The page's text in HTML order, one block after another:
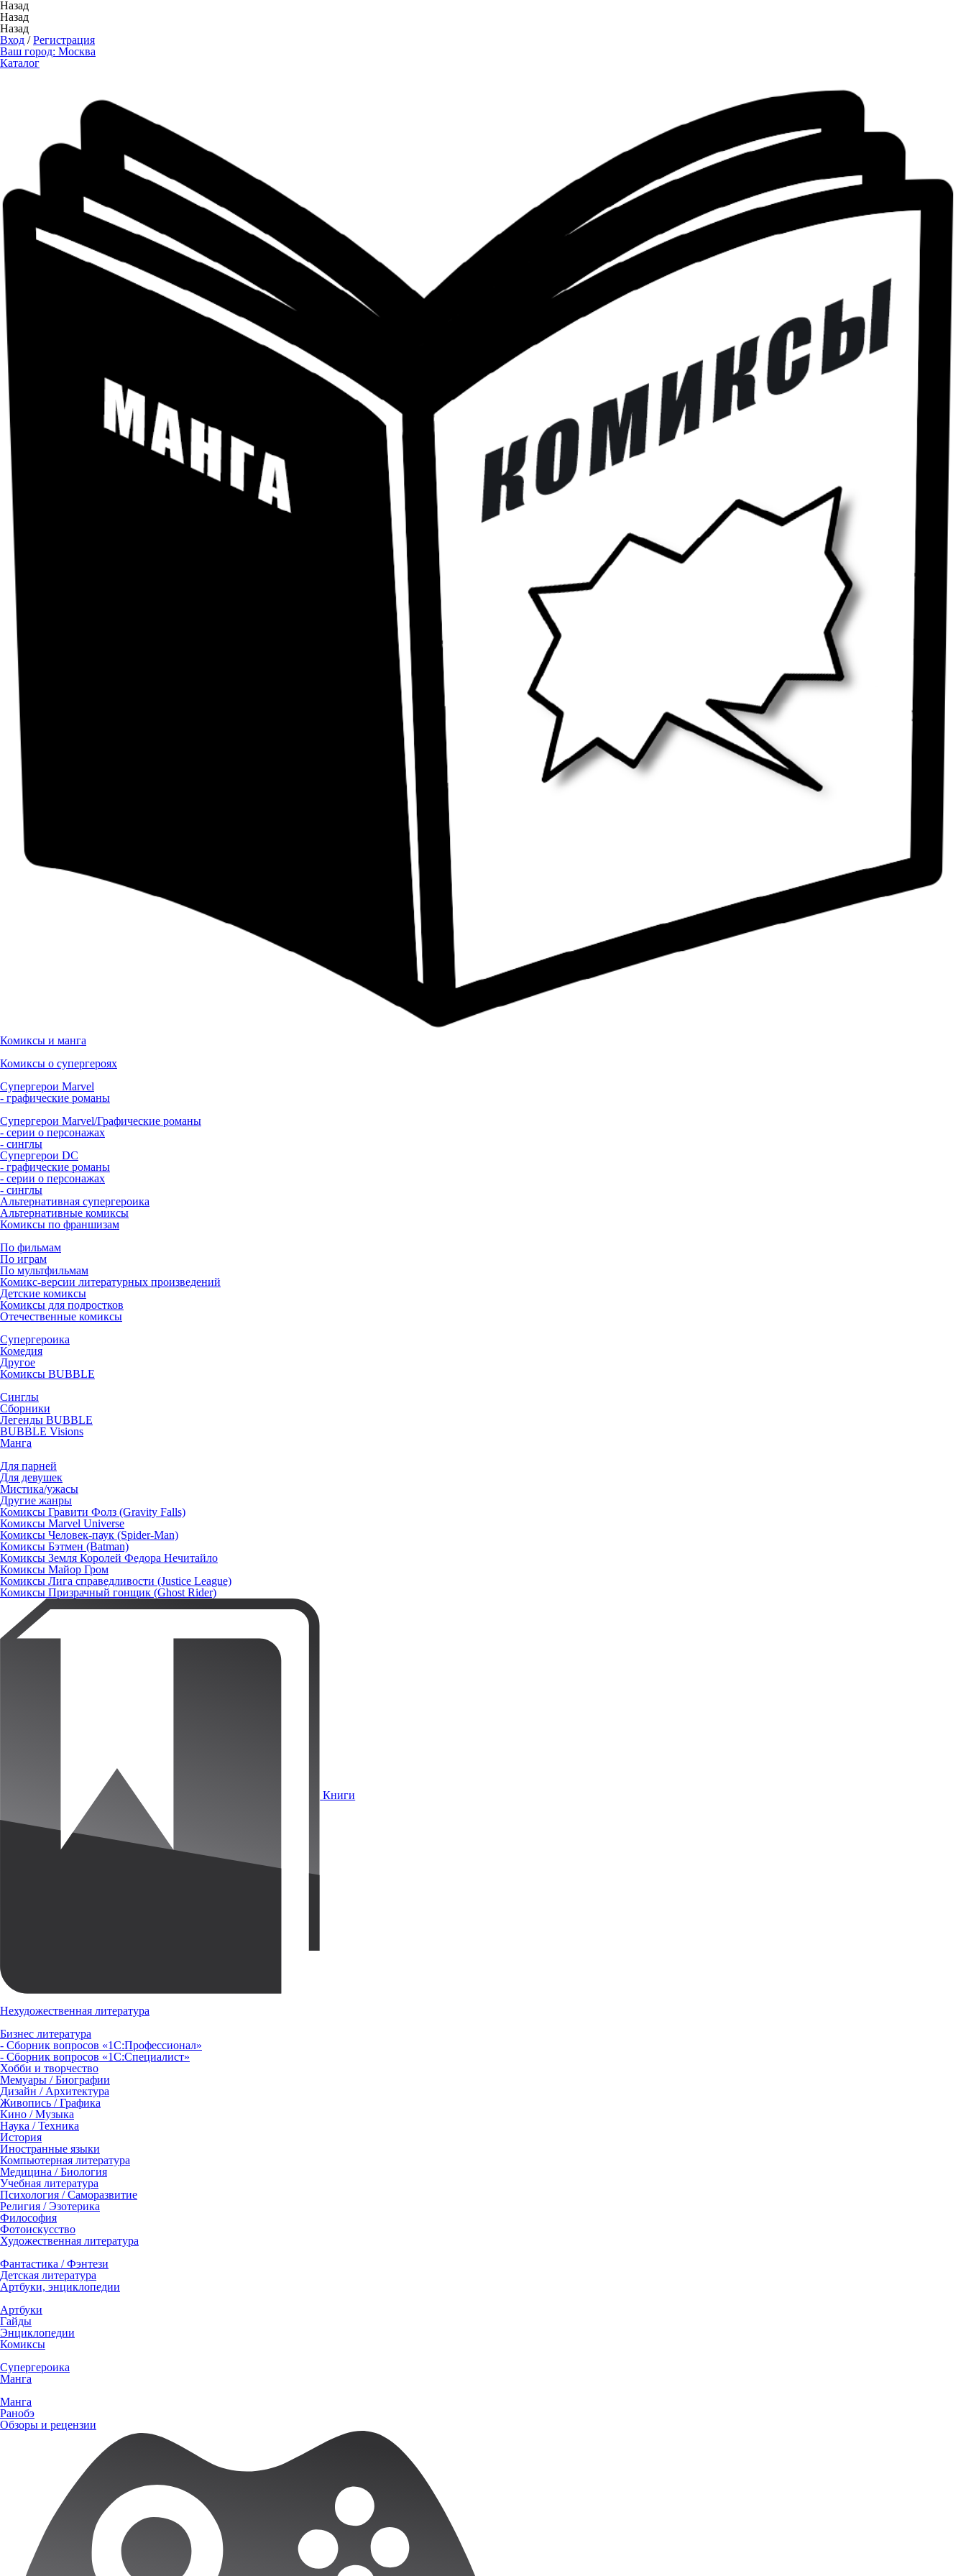
Назад
Назад
Назад
Вход /Регистрация
Ваш город: Москва
Каталог
Комиксы и манга
Комиксы о супергероях
Супергерои Marvel
- графические романы
Супергерои Marvel/Графические романы
- серии о персонажах
- синглы
Супергерои DC
- графические романы
- серии о персонажах
- синглы
Альтернативная супергероика
Альтернативные комиксы
Комиксы по франшизам
По фильмам
По играм
По мультфильмам
Комикс-версии литературных произведений
Детские комиксы
Комиксы для подростков
Отечественные комиксы
Супергероика
Комедия
Другое
Комиксы BUBBLE
Синглы
Сборники
Легенды BUBBLE
BUBBLE Visions
Манга
Для парней
Для девушек
Мистика/ужасы
Другие жанры
Комиксы Гравити Фолз (Gravity Falls)
Комиксы Marvel Universe
Комиксы Человек-паук (Spider-Man)
Комиксы Бэтмен (Batman)
Комиксы Земля Королей Федора Нечитайло
Комиксы Майор Гром
Комиксы Лига справедливости (Justice League)
Комиксы Призрачный гонщик (Ghost Rider)
Книги
Нехудожественная литература
Бизнес литература
- Сборник вопросов «1С:Профессионал»
- Сборник вопросов «1С:Специалист»
Хобби и творчество
Мемуары / Биографии
Дизайн / Архитектура
Живопись / Графика
Кино / Музыка
Наука / Техника
История
Иностранные языки
Компьютерная литература
Медицина / Биология
Учебная литература
Психология / Саморазвитие
Религия / Эзотерика
Философия
Фотоискусство
Художественная литература
Фантастика / Фэнтези
Детская литература
Артбуки, энциклопедии
Артбуки
Гайды
Энциклопедии
Комиксы
Супергероика
Манга
Манга
Ранобэ
Обзоры и рецензии